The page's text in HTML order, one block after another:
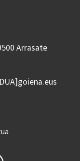
Arrasate